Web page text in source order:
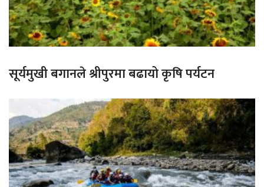
सूर्यमुखी बगानले श्रीपुरमा बढायो कृषि पर्यटन